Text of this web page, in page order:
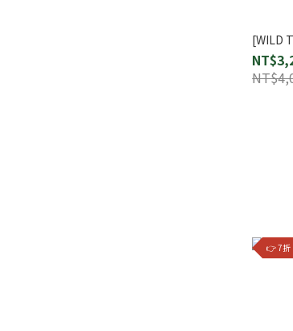
[WILD
👉 7折